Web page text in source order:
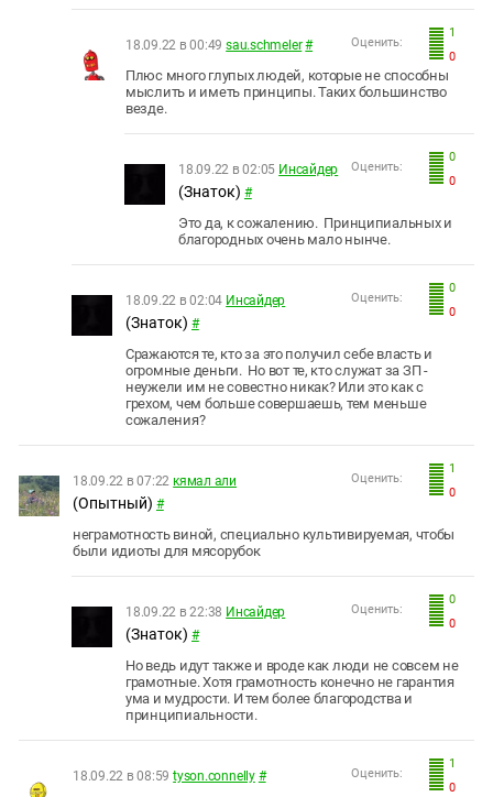
1
0
Оценить:
18.09.22 в 00:49 sau.schmeler #
Плюс много глупых людей, которые не способны
мыслить и иметь принципы. Таких большинство
везде.
0
0
Оценить:
18.09.22 в 02:05 Инсайдер
(Знаток) #
Это да, к сожалению. Принципиальных и
благородных очень мало нынче.
0
0
Оценить:
18.09.22 в 02:04 Инсайдер
(Знаток) #
Сражаются те, кто за это получил себе власть и
огромные деньги. Но вот те, кто служат за ЗП -
неужели им не совестно никак? Или это как с
грехом, чем больше совершаешь, тем меньше
сожаления?
1
0
Оценить:
18.09.22 в 07:22 кямал али
(Опытный) #
неграмотность виной, специально культивируемая, чтобы
были идиоты для мясорубок
0
0
Оценить:
18.09.22 в 22:38 Инсайдер
(Знаток) #
Но ведь идут также и вроде как люди не совсем не
грамотные. Хотя грамотность конечно не гарантия
ума и мудрости. И тем более благородства и
принципиальности.
1
0
Оценить:
18.09.22 в 08:59 tyson.connelly #